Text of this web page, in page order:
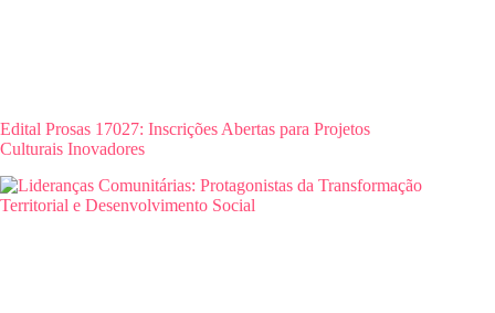
Edital Prosas 17027: Inscrições Abertas para Projetos
Culturais Inovadores